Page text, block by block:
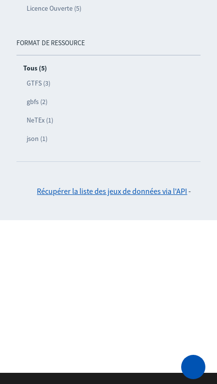
Licence Ouverte (5)
FORMAT DE RESSOURCE
Tous (5)
GTFS (3)
gbfs (2)
NeTEx (1)
json (1)
Récupérer la liste des jeux de données via l'API -